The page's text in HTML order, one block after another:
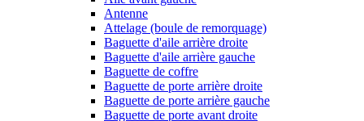
Antenne
Attelage (boule de remorquage)
Baguette d'aile arrière droite
Baguette d'aile arrière gauche
Baguette de coffre
Baguette de porte arrière droite
Baguette de porte arrière gauche
Baguette de porte avant droite